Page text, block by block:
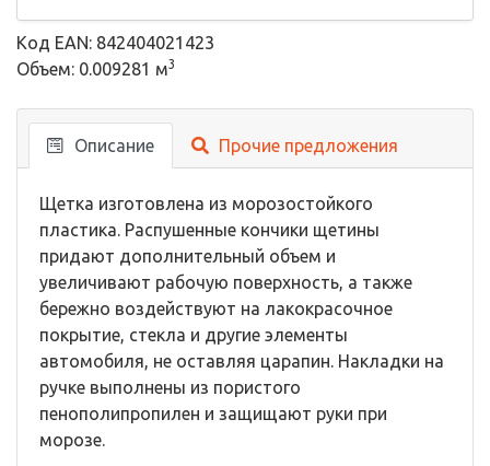
Код EAN: 842404021423
Объем: 0.009281 м3
Описание Прочие предложения
Щетка изготовлена из морозостойкого
пластика. Распушенные кончики щетины
придают дополнительный объем и
увеличивают рабочую поверхность, а также
бережно воздействуют на лакокрасочное
покрытие, стекла и другие элементы
автомобиля, не оставляя царапин. Накладки на
ручке выполнены из пористого
пенополипропилен и защищают руки при
морозе.